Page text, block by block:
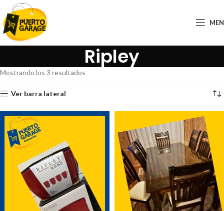
Ripley
Mostrando los 3 resultados
Ver barra lateral